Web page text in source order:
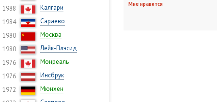
1988
Калгари
1984
Сараево
1980
Москва
1980
Лейк-Плэсид
1976
Монреаль
1976
Инсбрук
1972
Мюнхен
Мне нравится